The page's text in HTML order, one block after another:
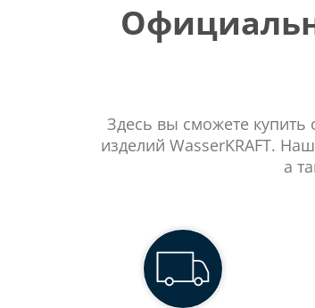
Здесь вы сможете купить
изделий WasserKRAFT.
а